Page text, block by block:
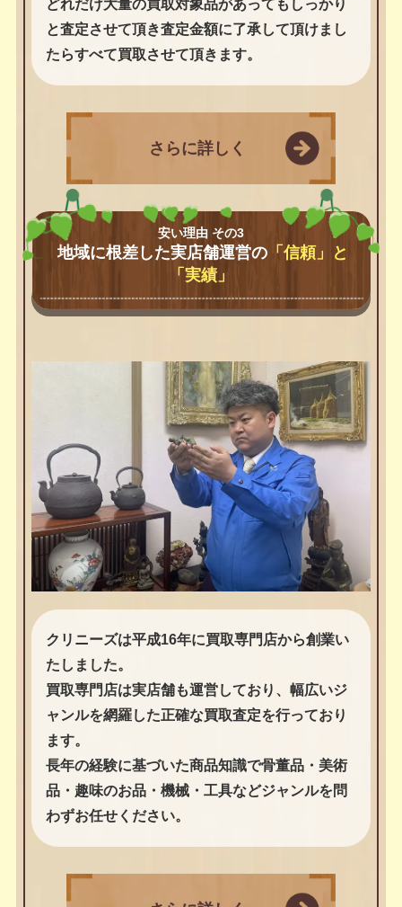
どれだけ大量の買取対象品があってもしっかり
と査定させて頂き査定金額に了承して頂けまし
たらすべて買取させて頂きます。
さらに詳しく
安い理由 その3
地域に根差した実店舗運営の 「信頼」と
「実績」
クリニーズは平成16年に買取専門店から創業い
たしました。
買取専門店は実店舗も運営しており、幅広いジ
ャンルを網羅した正確な買取査定を行っており
ます。
長年の経験に基づいた商品知識で骨董品・美術
品・趣味のお品・機械・工具などジャンルを問
わずお任せください。